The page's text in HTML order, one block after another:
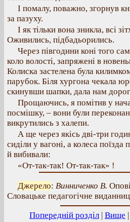
I помалу, поважно, згорнув
за пазуху.
І як тільки вона зникла, всі
Оживились, підбадьорились.
Через півгодини коні того
коло волості, запряжені в
Колиска застелена була
парубок. Біля хургона чекала
скинувши шапки, дала нам
Прощаючись, я помітив у
посмішку, – вони були
викрутились з халепи.
А ще через якісь дві-три
сиділи у вагоні, а колеса поїзда
й вибивали:
«От-так-так! От-так-так» !
Джерело: Винниченко В.
Словацьке педагогічне
Попередній розділ | Вище |